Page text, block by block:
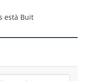
està Buit